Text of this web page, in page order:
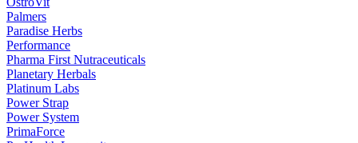
Palmers
Paradise Herbs
Performance
Pharma First Nutraceuticals
Planetary Herbals
Platinum Labs
Power Strap
Power System
PrimaForce